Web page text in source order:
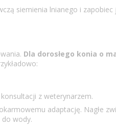
siemienia lnianego i zapobiec
Dla dorosłego konia o
z weterynarzem.
adaptację. Nagłe
do wody.